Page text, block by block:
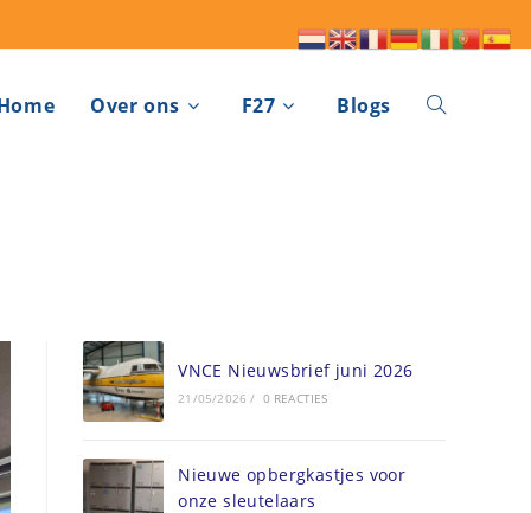
Over ons F27 Blogs
VNCE Nieuwsbrief juni 2026
21/05/2026 / 0 REACTIES
Nieuwe opbergkastjes voor
onze sleutelaars